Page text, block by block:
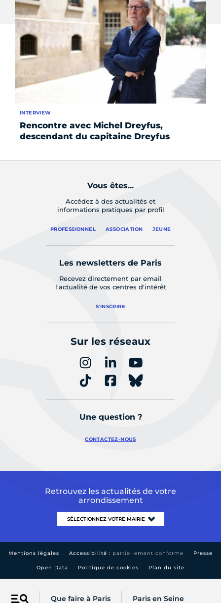
Que faire à Paris Paris en Seine
Rencontre avec Michel Dreyfus,
descendant du capitaine Dreyfus
INTERVIEW
Vous êtes...
Accédez à des actualités et
informations pratiques par profil
PROFESSIONNEL ASSOCIATION JEUNE
Les newsletters de Paris
Recevez directement par email
l'actualité de vos centres d'intérêt
S'INSCRIRE
Sur les réseaux
Une question ?
CONTACTEZ-NOUS
Retrouvez les actualités de votre
arrondissement
Mentions légales Accessibilité : partiellement conforme Presse
Open Data Politique de cookies Plan du site